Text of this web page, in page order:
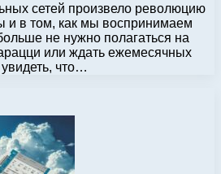
сетей произвело революцию
и в том, как мы воспринимаем
не нужно полагаться на
или ждать ежемесячных
что…